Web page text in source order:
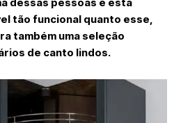
tão funcional quanto esse,
também uma seleção
de canto lindos.